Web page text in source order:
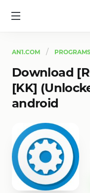
AN1.COM
Download
[KK]
android